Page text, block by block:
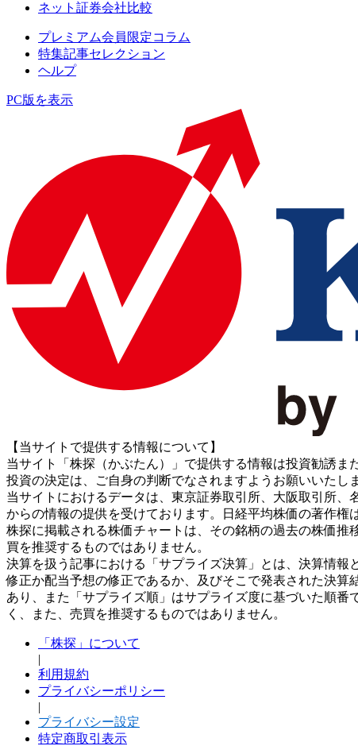
ネット証券会社比較
プレミアム会員限定コラム
特集記事セレクション
ヘルプ
PC版を表示
【当サイトで提供する情報について】
当サイト「株探（かぶたん）」で提供する情報は投資勧誘ま
投資の決定は、ご自身の判断でなされますようお願いいたし
当サイトにおけるデータは、東京証券取引所、大阪取引所、
からの情報の提供を受けております。日経平均株価の著作権
株探に掲載される株価チャートは、その銘柄の過去の株価
買を推奨するものではありません。
決算を扱う記事における「サプライズ決算」とは、決算情
修正か配当予想の修正であるか、及びそこで発表された決
あり、また「サプライズ順」はサプライズ度に基づいた順
く、また、売買を推奨するものではありません。
「株探」について
|
利用規約
プライバシーポリシー
|
プライバシー設定
特定商取引表示